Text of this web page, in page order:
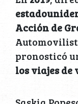
En 2019 ,
Acción de
pronosticó
los viajes de